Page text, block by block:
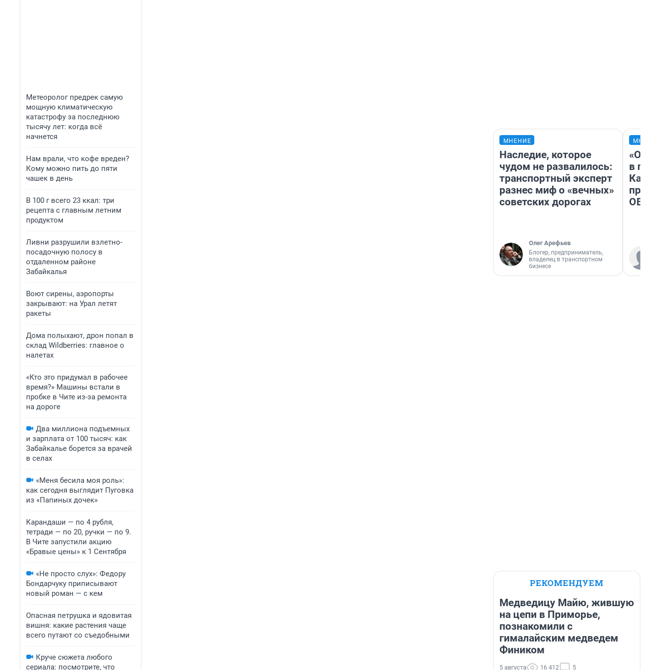
Метеоролог предрек самую
мощную климатическую
катастрофу за последнюю
тысячу лет: когда всё
начнется
Нам врали, что кофе вреден?
Кому можно пить до пяти
чашек в день
В 100 г всего 23 ккал: три
рецепта с главным летним
продуктом
Ливни разрушили взлетно-
посадочную полосу в
отдаленном районе
Забайкалья
Воют сирены, аэропорты
закрывают: на Урал летят
ракеты
Дома полыхают, дрон попал в
склад Wildberries: главное о
налетах
«Кто это придумал в рабочее
время?» Машины встали в
пробке в Чите из-за ремонта
на дороге
Два миллиона подъемных
и зарплата от 100 тысяч: как
Забайкалье борется за врачей
в селах
«Меня бесила моя роль»:
как сегодня выглядит Пуговка
из «Папиных дочек»
Карандаши — по 4 рубля,
тетради — по 20, ручки — по 9.
В Чите запустили акцию
«Бравые цены» к 1 Сентября
«Не просто слух»: Федору
Бондарчуку приписывают
новый роман — с кем
Опасная петрушка и ядовитая
вишня: какие растения чаще
всего путают со съедобными
Круче сюжета любого
сериала: посмотрите, что
МНЕНИЕ
Наследие, которое
чудом не развалилось:
транспортный эксперт
разнес миф о «вечных»
советских дорогах
Олег Арефьев
Блогер, предприниматель,
владелец в транспортном
бизнесе
в
Как в
ОВЗ
РЕКОМЕНДУЕМ
Медведицу Майю, жившую
на цепи в Приморье,
познакомили с
гималайским медведем
Фиником
5 августа 16 412 5